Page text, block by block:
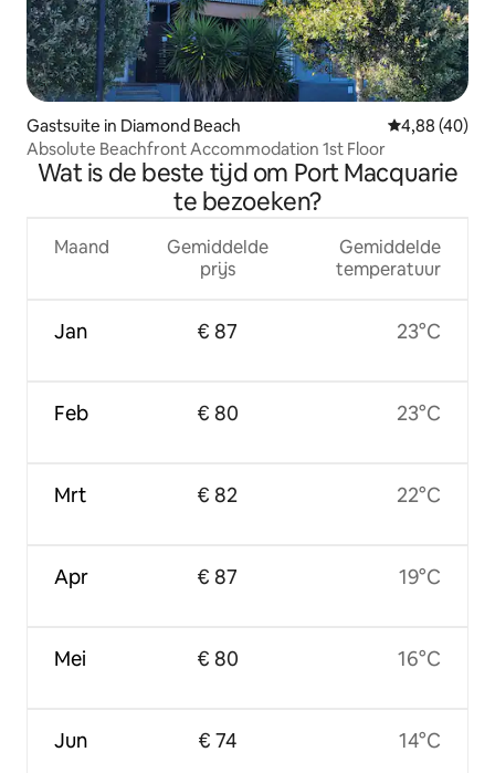
Gastsuite in Diamond Beach Gemiddelde
4,88 (40)
Absolute Beachfront Accommodation 1st Floor
Wat is de beste tijd om Port Macquarie
te bezoeken?
Maand
Jan
Feb
Mrt
Apr
Mei
Jun
Gemiddelde
prijs
€ 87
€ 80
€ 82
€ 87
€ 80
€ 74
Gemiddelde
temperatuur
23°C
23°C
22°C
19°C
16°C
14°C